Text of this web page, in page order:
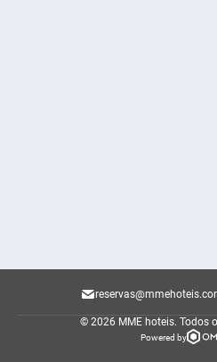
© 2026 MME hoteis. Todos
Powered by